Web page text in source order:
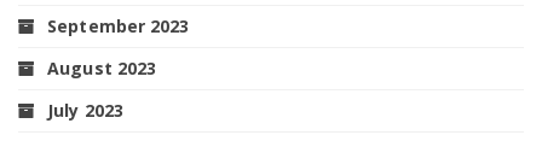
September 2023
August 2023
July 2023